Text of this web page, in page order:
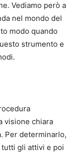
Vediamo però a
nel mondo del
modo quando
strumento e
visione chiara
Per determinarlo,
gli attivi e poi